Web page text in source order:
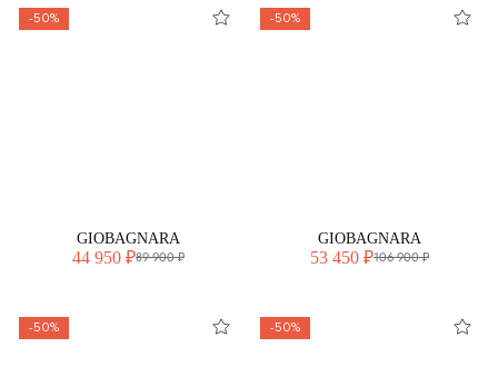
-50%
GIOBAGNARA
44 950 ₽89 900 ₽
-50%
GIOBAGNARA
53 450 ₽106 900 ₽
-50% -50%